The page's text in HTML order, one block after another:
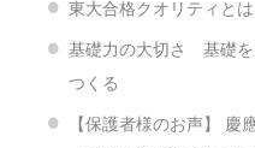
東大合格クオリティと
基礎力の大切さ 基礎を
つくる
【保護者様のお声】 慶